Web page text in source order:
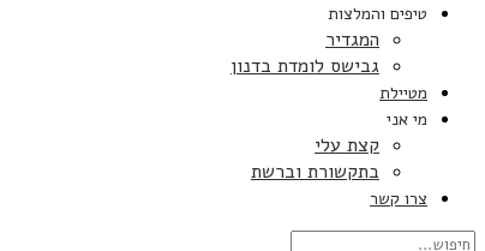
טיפים והמלצות
המגדיר
גבישס לומדת בדנון
מטיילת
מי אני
קצת עלי
בתקשורת וברשת
צרו קשר